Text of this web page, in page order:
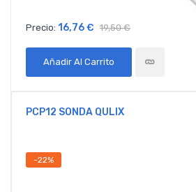
Precio: 16,76 € 19,50 €
Añadir Al Carrito
PCP12 SONDA QULIX
-22%